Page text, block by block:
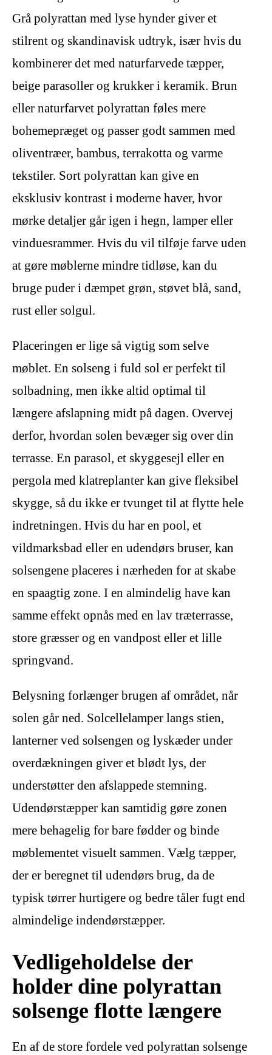
Grå polyrattan med lyse hynder giver et
stilrent og skandinavisk udtryk, især hvis du
kombinerer det med naturfarvede tæpper,
beige parasoller og krukker i keramik. Brun
eller naturfarvet polyrattan føles mere
bohemepræget og passer godt sammen med
oliventræer, bambus, terrakotta og varme
tekstiler. Sort polyrattan kan give en
eksklusiv kontrast i moderne haver, hvor
mørke detaljer går igen i hegn, lamper eller
vinduesrammer. Hvis du vil tilføje farve uden
at gøre møblerne mindre tidløse, kan du
bruge puder i dæmpet grøn, støvet blå, sand,
rust eller solgul.
Placeringen er lige så vigtig som selve
møblet. En solseng i fuld sol er perfekt til
solbadning, men ikke altid optimal til
længere afslapning midt på dagen. Overvej
derfor, hvordan solen bevæger sig over din
terrasse. En parasol, et skyggesejl eller en
pergola med klatreplanter kan give fleksibel
skygge, så du ikke er tvunget til at flytte hele
indretningen. Hvis du har en pool, et
vildmarksbad eller en udendørs bruser, kan
solsengene placeres i nærheden for at skabe
en spaagtig zone. I en almindelig have kan
samme effekt opnås med en lav træterrasse,
store græsser og en vandpost eller et lille
springvand.
Belysning forlænger brugen af området, når
solen går ned. Solcellelamper langs stien,
lanterner ved solsengen og lyskæder under
overdækningen giver et blødt lys, der
understøtter den afslappede stemning.
Udendørstæpper kan samtidig gøre zonen
mere behagelig for bare fødder og binde
møblementet visuelt sammen. Vælg tæpper,
der er beregnet til udendørs brug, da de
typisk tørrer hurtigere og bedre tåler fugt end
almindelige indendørstæpper.
Vedligeholdelse der
holder dine polyrattan
solsenge flotte længere
En af de store fordele ved polyrattan solsenge